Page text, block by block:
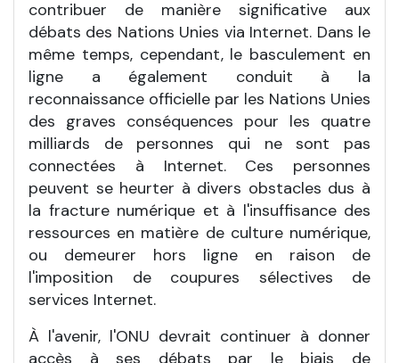
contribuer de manière significative aux
débats des Nations Unies via Internet. Dans le
même temps, cependant, le basculement en
ligne a également conduit à la
reconnaissance officielle par les Nations Unies
des graves conséquences pour les quatre
milliards de personnes qui ne sont pas
connectées à Internet. Ces personnes
peuvent se heurter à divers obstacles dus à
la fracture numérique et à l'insuffisance des
ressources en matière de culture numérique,
ou demeurer hors ligne en raison de
l'imposition de coupures sélectives de
services Internet.
À l'avenir, l'ONU devrait continuer à donner
accès à ses débats par le biais de